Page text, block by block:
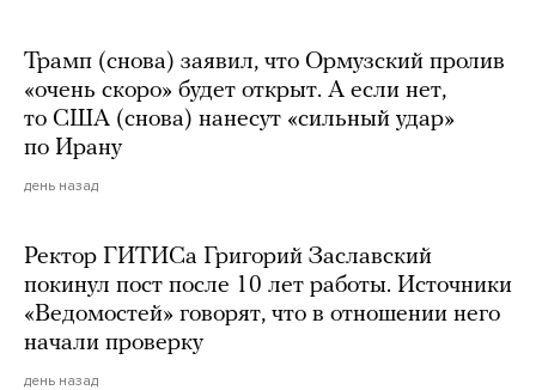
Трамп (снова) заявил, что Ормузский пролив
«очень скоро» будет открыт. А если нет,
то США (снова) нанесут «сильный удар»
по Ирану
день назад
Ректор ГИТИСа Григорий Заславский
покинул пост после 10 лет работы. Источники
«Ведомостей» говорят, что в отношении него
начали проверку
день назад